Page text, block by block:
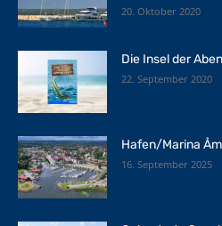
20. Oktober 2020
Die Insel der
22. September 2020
Hafen/Marina
16. September 2025